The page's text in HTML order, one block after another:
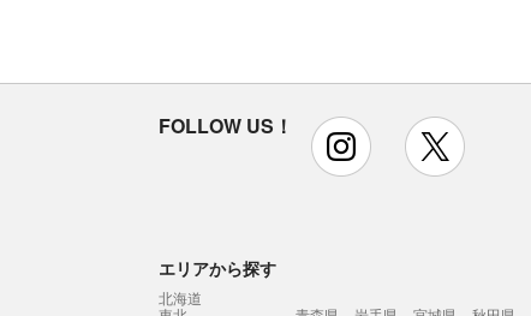
FOLLOW US！ instagram
エリアから探す
北海道